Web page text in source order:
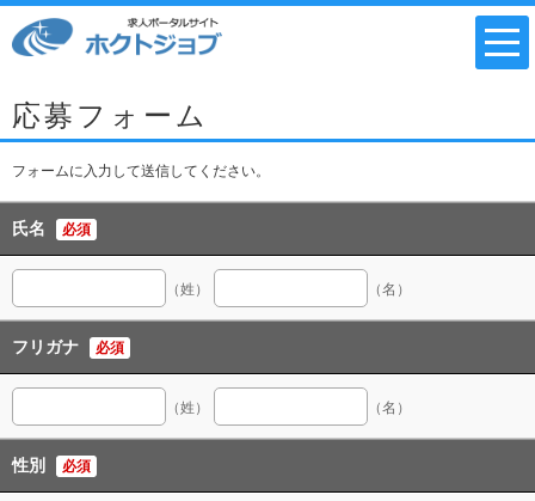
応募フォーム
フォームに入力して送信してください。
氏名 必須
（姓） （名）
フリガナ 必須
（姓） （名）
性別 必須